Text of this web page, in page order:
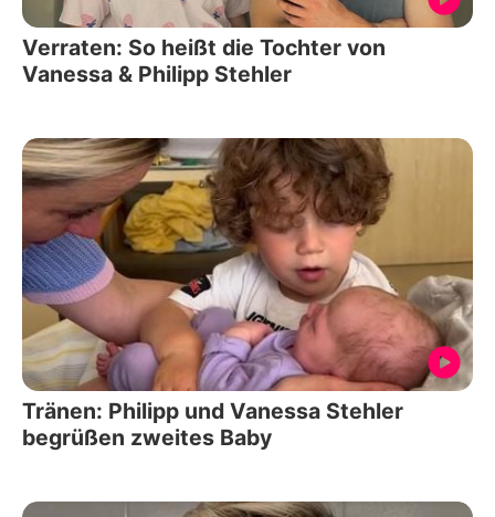
Verraten: So heißt die Tochter von
Vanessa & Philipp Stehler
Tränen: Philipp und Vanessa Stehler
begrüßen zweites Baby